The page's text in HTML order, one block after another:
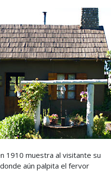
1910 muestra al visitante su
aún palpita el fervor